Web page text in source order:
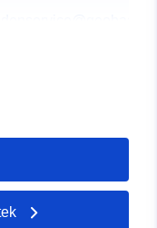
a data.europa.eu-hoz:
25 July